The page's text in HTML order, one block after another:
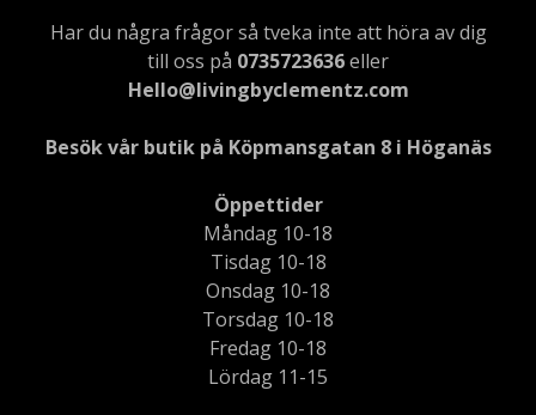
Har du några frågor så tveka inte att höra av dig
till oss på 0735723636eller
Hello@livingbyclementz.com
Besök vår butik på Köpmansgatan 8 i Höganäs
Öppettider
Måndag 10-18
Tisdag 10-18
Onsdag 10-18
Torsdag 10-18
Fredag 10-18
Lördag 11-15